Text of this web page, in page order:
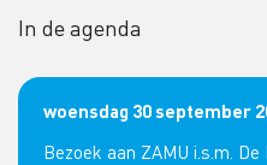
In de agenda
woensdag 30 september
Bezoek aan ZAMU i.s.m.